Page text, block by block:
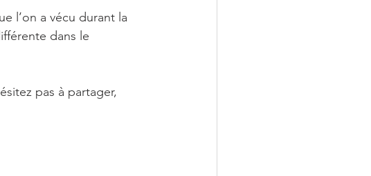
l’on a vécu durant la
dans le
pas à partager,